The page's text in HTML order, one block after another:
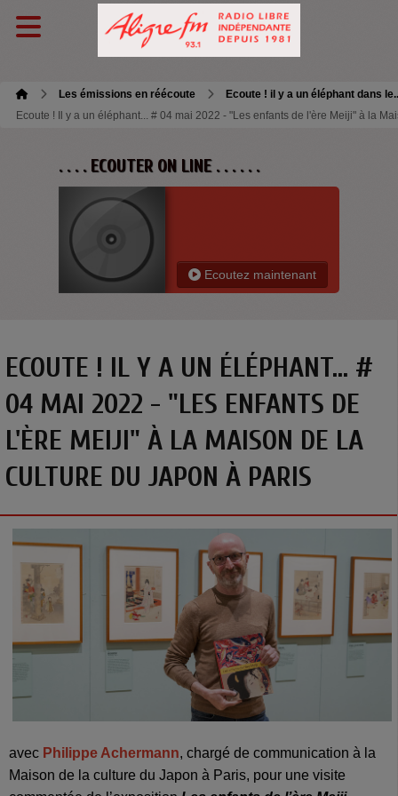
Les émissions en réécoute
Ecoute ! il y a un éléphant dans
Ecoute ! Il y a un éléphant... # 04 mai 2022 - "Les enfants de l'ère Meiji" à la
. . . . ECOUTER ON LINE . . . . . .
Ecoutez maintenant
ECOUTE ! IL Y A UN ÉLÉPHANT... #
04 MAI 2022 - "LES ENFANTS DE
L'ÈRE MEIJI" À LA MAISON DE LA
CULTURE DU JAPON À PARIS
avec Philippe Achermann, chargé de communication à la
Maison de la culture du Japon à Paris, pour une visite